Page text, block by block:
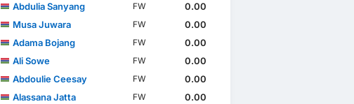
Abdulia Sanyang
FW
0.00
Musa Juwara
FW
0.00
Adama Bojang
FW
0.00
Ali Sowe
FW
0.00
Abdoulie Ceesay
FW
0.00
Alassana Jatta
FW 0.00